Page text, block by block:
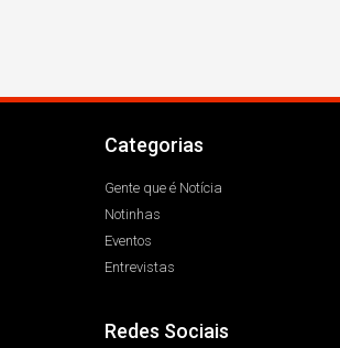
Categorias
Gente que é Notícia
Notinhas
Eventos
Entrevistas
Redes Sociais